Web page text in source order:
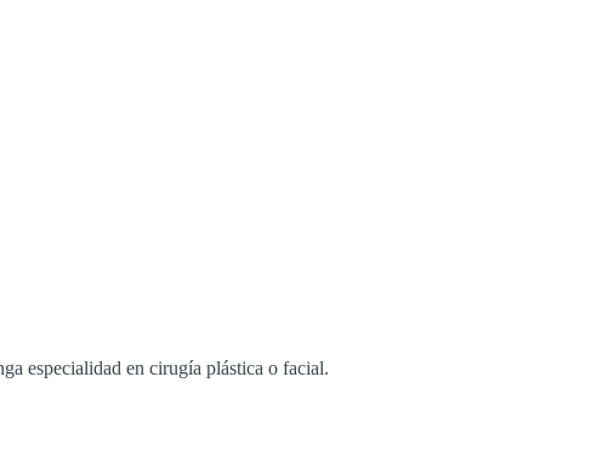
especialidad en cirugía plástica o facial.